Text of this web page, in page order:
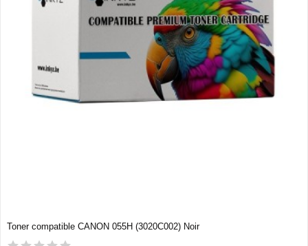
Toner compatible CANON 055H (3020C002) Noir